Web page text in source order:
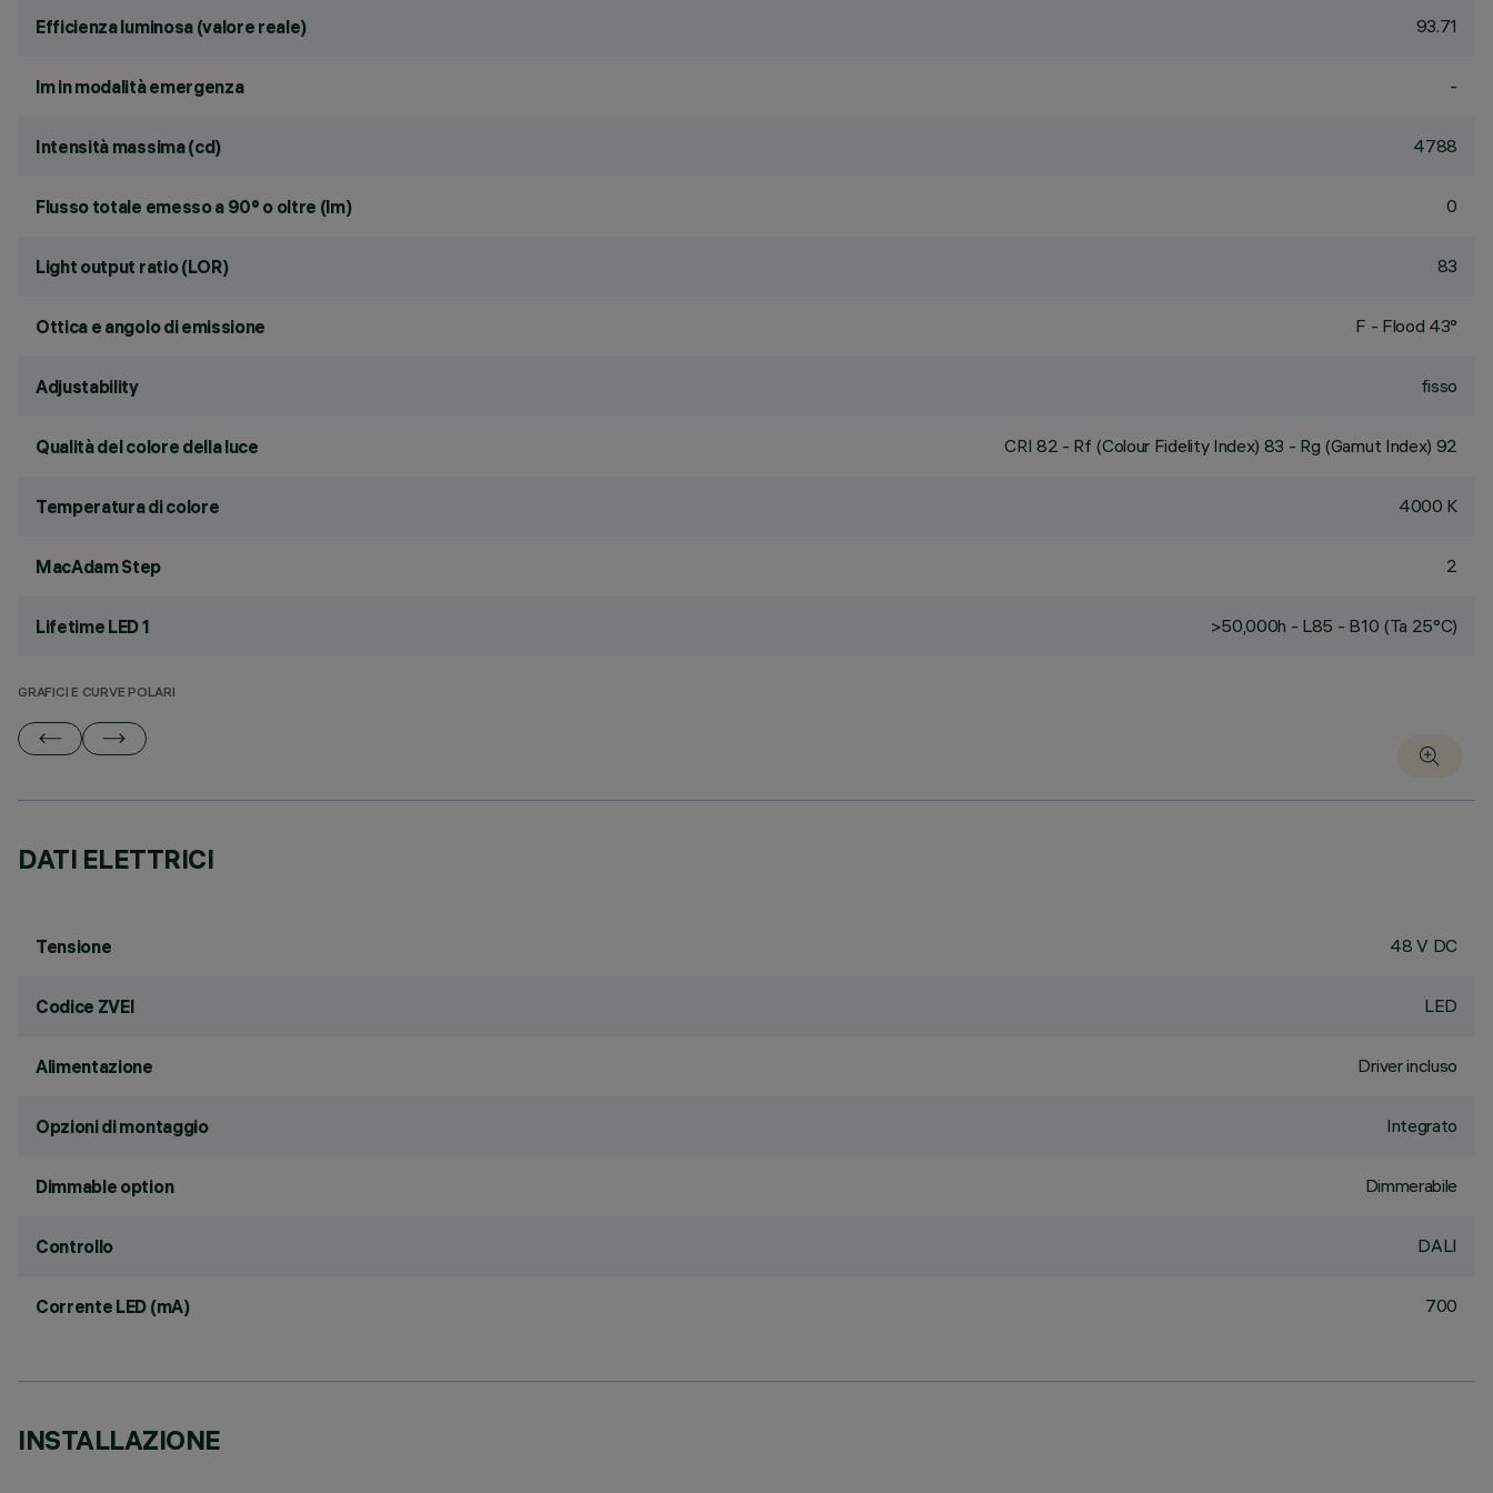
Efficienza luminosa (valore reale) 93.71
lm in modalità emergenza -
Intensità massima (cd) 4788
Flusso totale emesso a 90° o oltre (lm) 0
Light output ratio (LOR) 83
Ottica e angolo di emissione F - Flood 43°
Adjustability fisso
Qualità del colore della luce CRI 82 - Rf (Colour Fidelity Index) 83 - Rg (Gamut Index) 92
Temperatura di colore 4000 K
MacAdam Step 2
Lifetime LED 1 >50,000h - L85 - B10 (Ta 25°C)
GRAFICI E CURVE POLARI
DATI ELETTRICI
Tensione 48 V DC
Codice ZVEI LED
Alimentazione Driver incluso
Opzioni di montaggio Integrato
Dimmable option Dimmerabile
Controllo DALI
Corrente LED (mA) 700
INSTALLAZIONE